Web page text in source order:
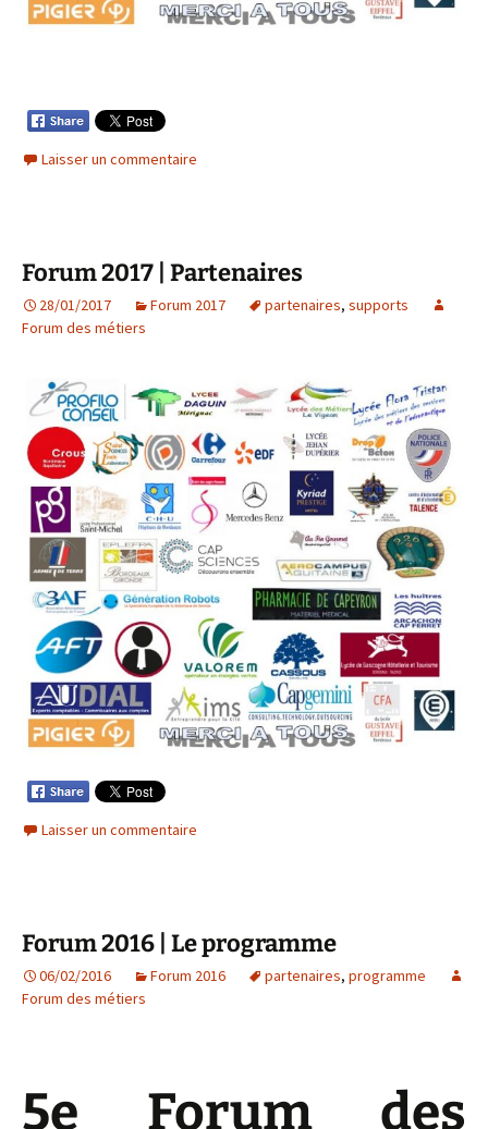
Laisser un commentaire
Forum 2017 | Partenaires
28/01/2017 Forum 2017 partenaires, supports
Forum des métiers
Laisser un commentaire
Forum 2016 | Le programme
06/02/2016 Forum 2016 partenaires, programme
Forum des métiers
5e Forum des